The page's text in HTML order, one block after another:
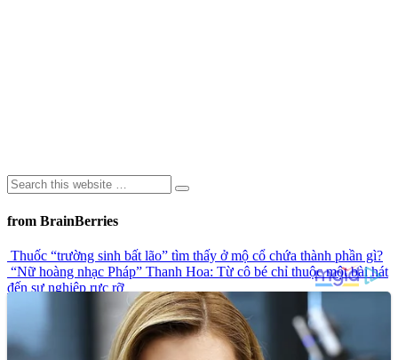
from BrainBerries
Thuốc “trường sinh bất lão” tìm thấy ở mộ cổ chứa thành phần gì?
“Nữ hoàng nhạc Pháp” Thanh Hoa: Từ cô bé chỉ thuộc một bài hát
đến sự nghiệp rực rỡ
Khoảnh khắc chiếc ô tô bị nước lũ dữ dội cuốn trôi khi cây cầu bị
sập gây chú ý trên mạng xã hội
Top 9 công trình kiến trúc đá đầy bí ẩn trong lịch sử
Ngôn Ngữ Của Đôi Môi: Có Thể Bạn Chưa Biết!